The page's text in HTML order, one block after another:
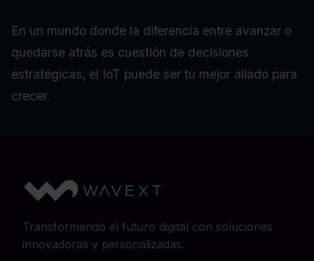
En un mundo donde la diferencia entre avanzar o
quedarse atrás es cuestión de decisiones
estratégicas, el IoT puede ser tu mejor aliado para
crecer.
Transformando el futuro digital con soluciones
innovadoras y personalizadas.